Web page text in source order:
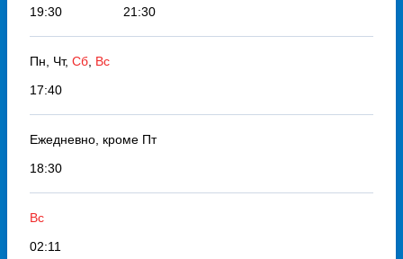
19:30
21:30
Пн, Чт, Сб Вс
17:40
Ежедневно, кроме Пт
18:30
Вс
02:11